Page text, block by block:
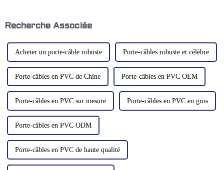
lubrifiants lors d'une rotation
Recherche Associée
Acheter un porte-câble robuste Porte-câbles robuste et célèbre
Porte-câbles en PVC de Chine Porte-câbles en PVC OEM
Porte-câbles en PVC sur mesure Porte-câbles en PVC en gros
Porte-câbles en PVC ODM
Porte-câbles en PVC de haute qualité